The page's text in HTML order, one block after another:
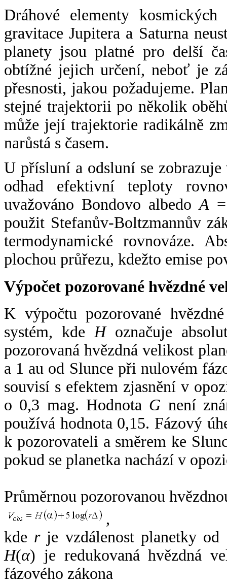
Dráhové elementy
gravitace Jupitera a Saturna
planety jsou platné pro delší
obtížné jejich určení, neboť je
přesnosti, jakou požadujeme.
stejné trajektorii po několik
může její trajektorie radikálně
narůstá s časem.
U přísluní a odsluní se
odhad efektivní teploty
uvažováno Bondovo albedoA
použit Stefanův-Boltzmannův
termodynamické rovnováze.
plochou průřezu, kdežto emise
Výpočet pozorované hvězdné
K výpočtu pozorované
systém, kde Hoznačuje
pozorovaná hvězdná velikost
a 1 au od Slunce při nulovém
souvisí s efektem zjasnění v
o 0,3 mag. Hodnota G není
používá hodnota 0,15. Fázový
k pozorovateli a směrem ke
pokud se planetka nachází v
Průměrnou pozorovanou
,
kde rje vzdálenost planetky od
H(α) je redukovaná hvězdná
fázového zákona